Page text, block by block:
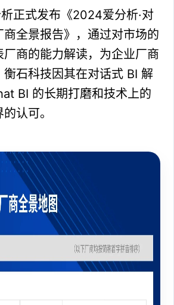
正式发布《2024爱分析·对
全景报告》，通过对市场的
厂商的能力解读，为企业厂商
衡石科技因其在对话式 BI 解
BI 的长期打磨和技术上的
认可。